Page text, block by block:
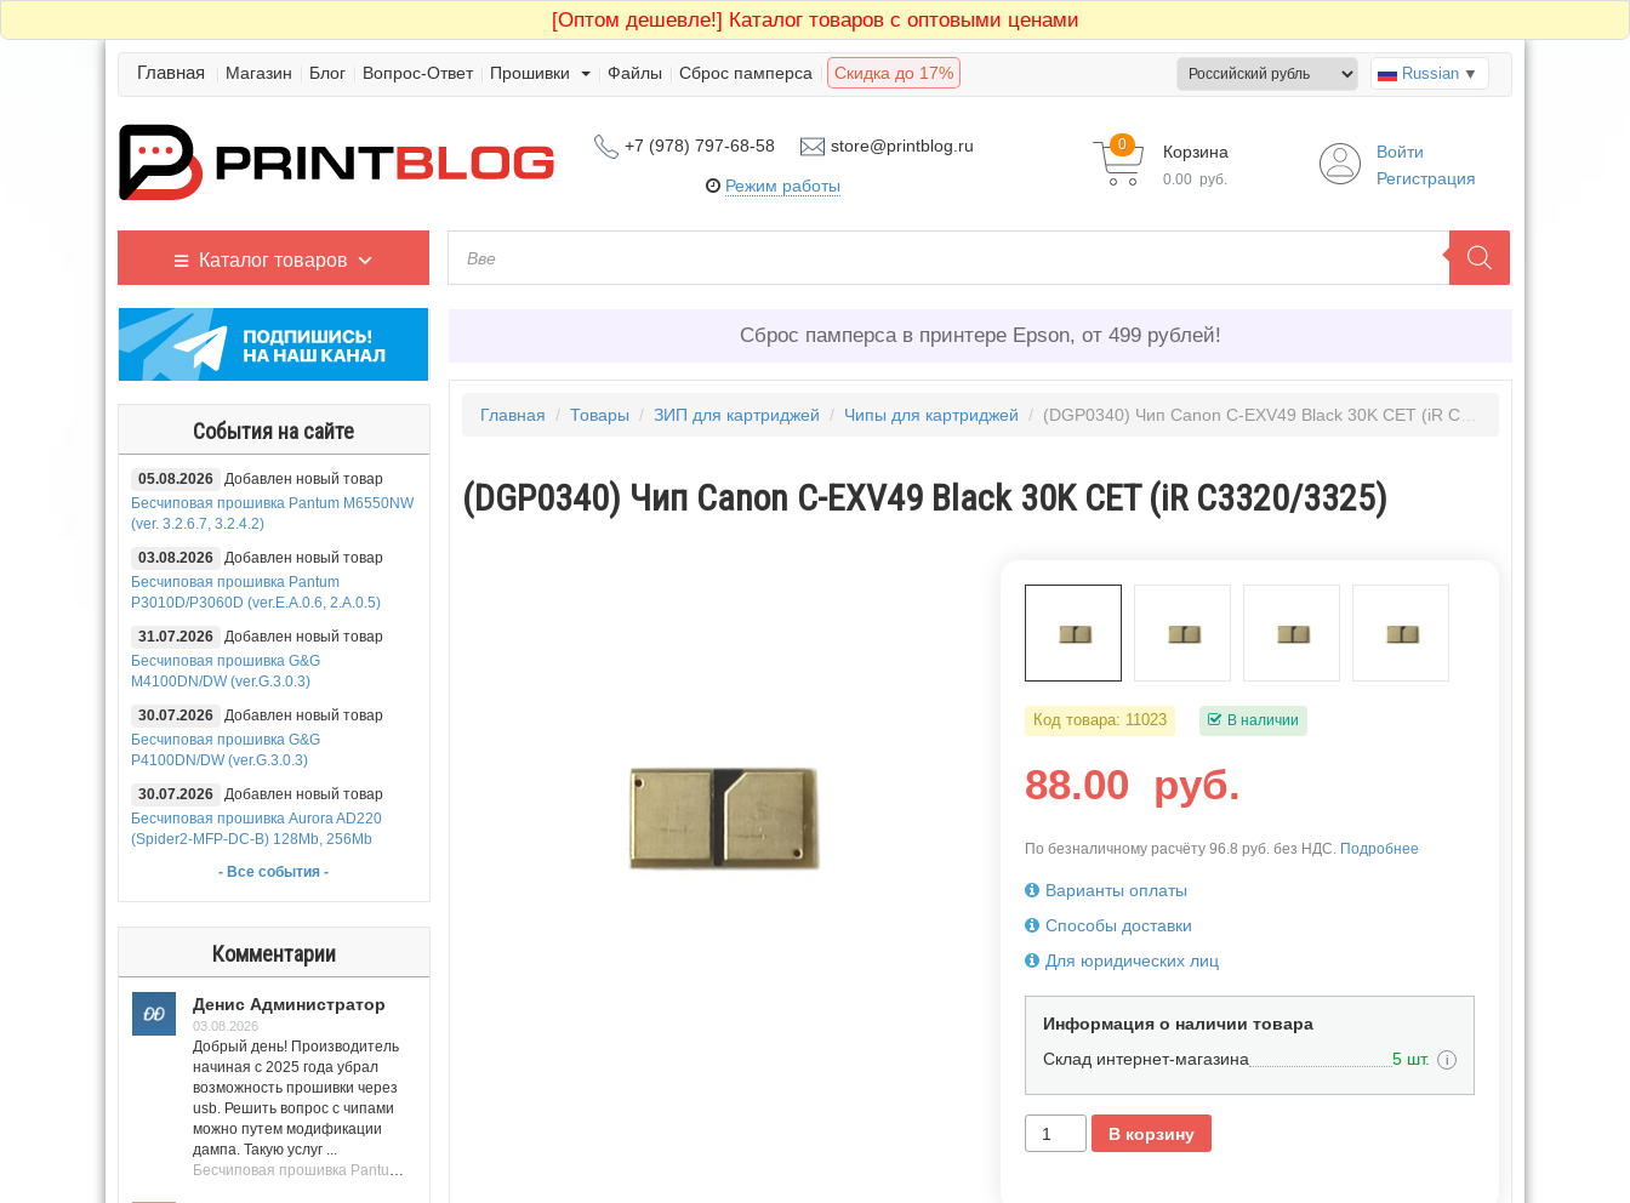
[Оптом дешевле!] Каталог товаров с оптовыми ценами
Главная Магазин Блог Вопрос-Ответ Прошивки Файлы Сброс памперса Скидка до 17% Russian ▼
+7 (978) 797-68-58 store@printblog.ru
Режим работы
Корзина
0
0.00 руб.
Войти
Регистрация
Каталог товаров
События на сайте
05.08.2026
Добавлен новый товар
Бесчиповая прошивка Pantum M6550NW
(ver. 3.2.6.7, 3.2.4.2)
03.08.2026
Добавлен новый товар
Бесчиповая прошивка Pantum
P3010D/P3060D (ver.E.A.0.6, 2.A.0.5)
31.07.2026
Добавлен новый товар
Бесчиповая прошивка G&G
M4100DN/DW (ver.G.3.0.3)
30.07.2026
Добавлен новый товар
Бесчиповая прошивка G&G
P4100DN/DW (ver.G.3.0.3)
30.07.2026
Добавлен новый товар
Бесчиповая прошивка Aurora AD220
(Spider2-MFP-DC-B) 128Mb, 256Mb
- Все события -
Комментарии
Денис Администратор
03.08.2026
Добрый день! Производитель
начиная с 2025 года убрал
возможность прошивки через
usb. Решить вопрос с чипами
можно путем модификации
дампа. Такую услуг ...
Бесчиповая прошивка Pantum M7100 Series (M7100, M7108, M7102, M7103, M7105)
Сброс памперса в принтере Epson, от 499 рублей!
Главная / Товары / ЗИП для картриджей / Чипы для картриджей / (DGP0340) Чип Canon C-EXV49 Black 30K CET (iR C3320/3325)
(DGP0340) Чип Canon C-EXV49 Black 30K CET (iR C3320/3325)
Код товара: 11023 В наличии
88.00 руб.
По безналичному расчёту 96.8 руб. без НДС. Подробнее
Варианты оплаты
Способы доставки
Для юридических лиц
Информация о наличии товара
Склад интернет-магазина
5 шт. i
В корзину